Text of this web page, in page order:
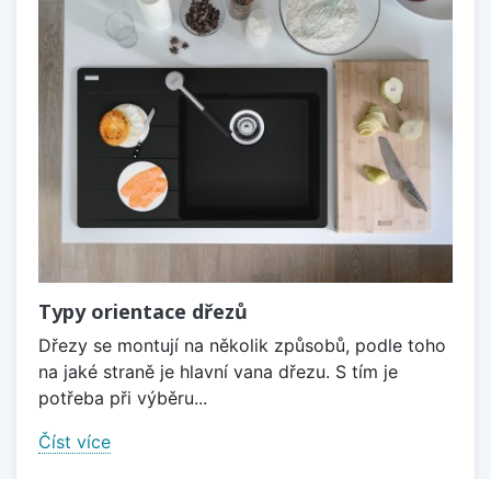
Typy orientace dřezů
Dřezy se montují na několik způsobů, podle toho
na jaké straně je hlavní vana dřezu. S tím je
potřeba při výběru...
Číst více